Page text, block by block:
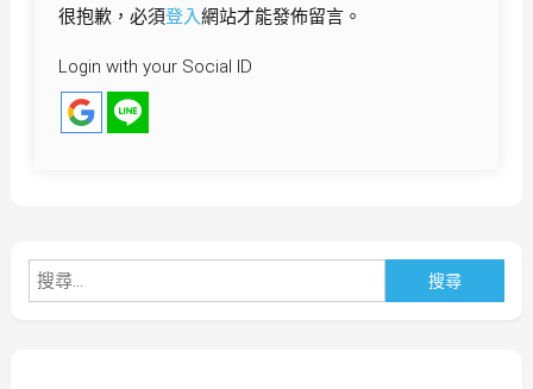
很抱歉，必須登入網站才能發佈留言。
Login with your Social ID
尋